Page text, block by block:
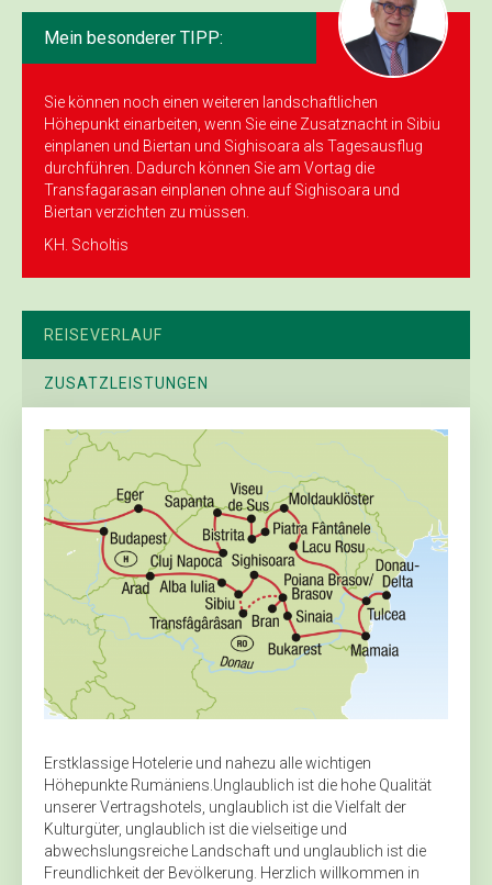
Mein besonderer TIPP:
Sie können noch einen weiteren landschaftlichen
Höhepunkt einarbeiten, wenn Sie eine Zusatznacht in Sibiu
einplanen und Biertan und Sighisoara als Tagesausflug
durchführen. Dadurch können Sie am Vortag die
Transfagarasan einplanen ohne auf Sighisoara und
Biertan verzichten zu müssen.
KH. Scholtis
REISEVERLAUF
ZUSATZLEISTUNGEN
Erstklassige Hotelerie und nahezu alle wichtigen
Höhepunkte Rumäniens.Unglaublich ist die hohe Qualität
unserer Vertragshotels, unglaublich ist die Vielfalt der
Kulturgüter, unglaublich ist die vielseitige und
abwechslungsreiche Landschaft und unglaublich ist die
Freundlichkeit der Bevölkerung. Herzlich willkommen in